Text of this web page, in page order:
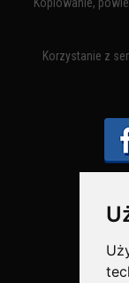
Kopiowanie,
Korzystanie z